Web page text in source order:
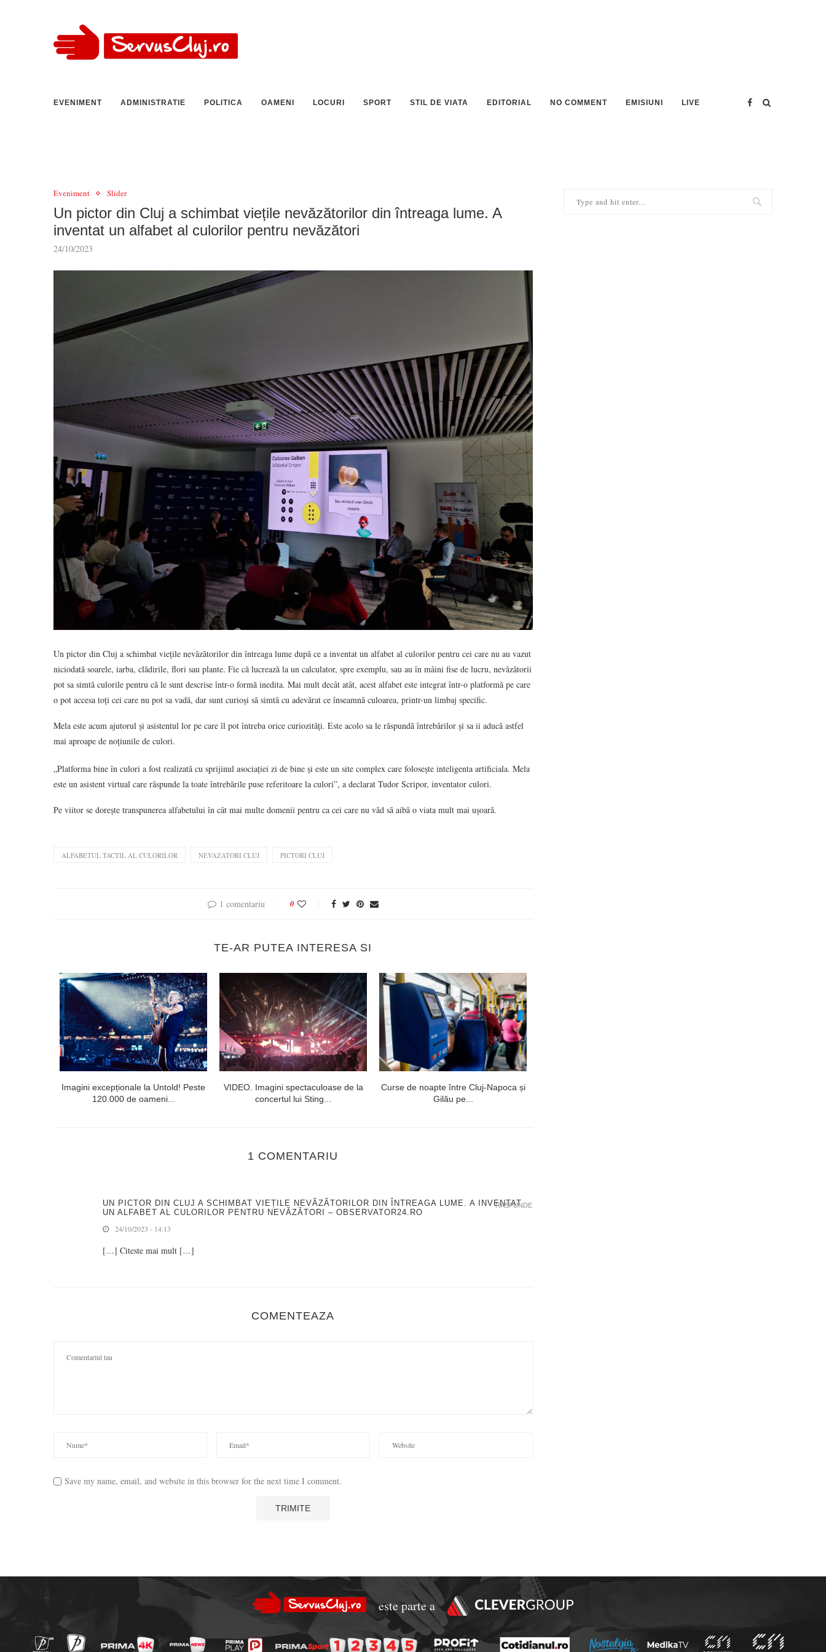
EVENIMENT ADMINISTRATIE POLITICA OAMENI LOCURI SPORT STIL DE VIATA EDITORIAL NO COMMENT EMISIUNI LIVE
Eveniment Slider
Un pictor din Cluj a schimbat viețile nevăzătorilor din întreaga lume. A
inventat un alfabet al culorilor pentru nevăzători
24/10/2023
Un pictor din Cluj a schimbat viețile nevăzătorilor din întreaga lume după ce a inventat un alfabet al culorilor pentru cei care nu au vazut
niciodată soarele, iarba, clădirile, flori sau plante. Fie că lucrează la un calculator, spre exemplu, sau au în mâini fise de lucru, nevăzătorii
pot sa simtă culorile pentru că le sunt descrise într-o formă inedita. Mai mult decât atât, acest alfabet este integrat într-o platformă pe care
o pot accesa toți cei care nu pot sa vadă, dar sunt curioși să simtă cu adevărat ce înseamnă culoarea, printr-un limbaj specific.
Mela este acum ajutorul și asistentul lor pe care îl pot întreba orice curiozități. Este acolo sa le răspundă întrebărilor și sa ii aducă astfel
mai aproape de noțiunile de culori.
„Platforma bine în culori a fost realizată cu sprijinul asociației zi de bine și este un site complex care folosește inteligenta artificiala. Mela
este un asistent virtual care răspunde la toate întrebările puse referitoare la culori”, a declarat Tudor Scripor, inventator culori.
Pe viitor se dorește transpunerea alfabetului în cât mai multe domenii pentru ca cei care nu văd să aibă o viata mult mai ușoară.
ALFABETUL TACTIL AL CULORILOR NEVAZATORI CLUJ PICTORI CLUJ
1 comentariu 0
TE-AR PUTEA INTERESA SI
Imagini excepționale la Untold! Peste
120.000 de oameni...
VIDEO. Imagini spectaculoase de la
concertul lui Sting...
Curse de noapte între Cluj-Napoca și
Gilău pe...
1 COMENTARIU
UN PICTOR DIN CLUJ A SCHIMBAT VIEȚILE NEVĂZĂTORILOR DIN ÎNTREAGA LUME. A INVENTAT
UN ALFABET AL CULORILOR PENTRU NEVĂZĂTORI – OBSERVATOR24.RO
24/10/2023 - 14:13
[…] Citeste mai mult […]
RASPUNDE
COMENTEAZA
Save my name, email, and website in this browser for the next time I comment.
este parte a